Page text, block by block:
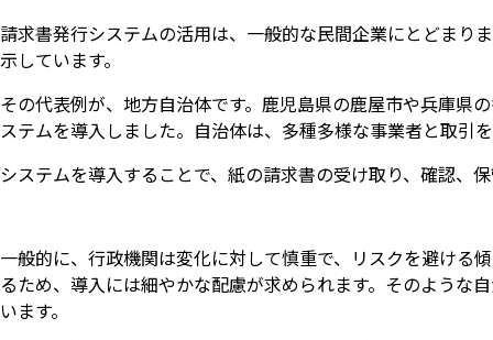
請求書発行システムの活用は、一般的な民間企業にとどまり
示しています。
その代表例が、地方自治体です。鹿児島県の鹿屋市や兵庫県
ステムを導入しました。自治体は、多種多様な事業者と取引
システムを導入することで、紙の請求書の受け取り、確認、
一般的に、行政機関は変化に対して慎重で、リスクを避ける
るため、導入には細やかな配慮が求められます。そのような
います。